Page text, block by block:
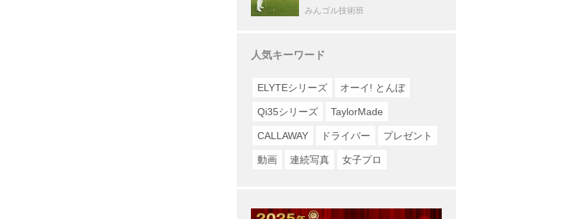
みんゴル技術班
人気キーワード
ELYTEシリーズ オーイ! とんぼ
Qi35シリーズ TaylorMade
CALLAWAY ドライバー プレゼント
動画 連続写真 女子プロ